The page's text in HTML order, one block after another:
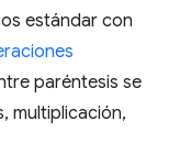
estándar con
paréntesis se
multiplicación,